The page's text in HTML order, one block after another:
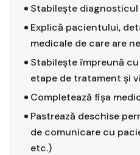
Stabileşte diagnosticul
Explică pacientului,
medicale de care are
Stabileşte împreună
etape de tratament şi
Completează fişa
Pastrează deschise
de comunicare cu
etc.)